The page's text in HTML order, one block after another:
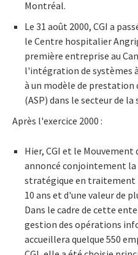
Montréal.
Le 31 août 2000, CGI a
le Centre hospitalier
première entreprise au
l'intégration de systèmes
à un modèle de prestation
(ASP) dans le secteur de la
Après l'exercice 2000 :
Hier, CGI et le Mouvement
annoncé conjointement
stratégique en traitement
10 ans et d'une valeur de
Dans le cadre de cette
gestion des opérations
accueillera quelque 550